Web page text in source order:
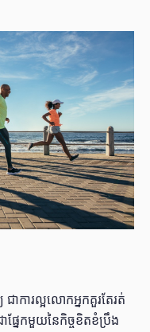
ការល្អលោកអ្នកគួរតែរត់
ផ្នែកមួយនៃកិច្ចខិតខំប្រឹង